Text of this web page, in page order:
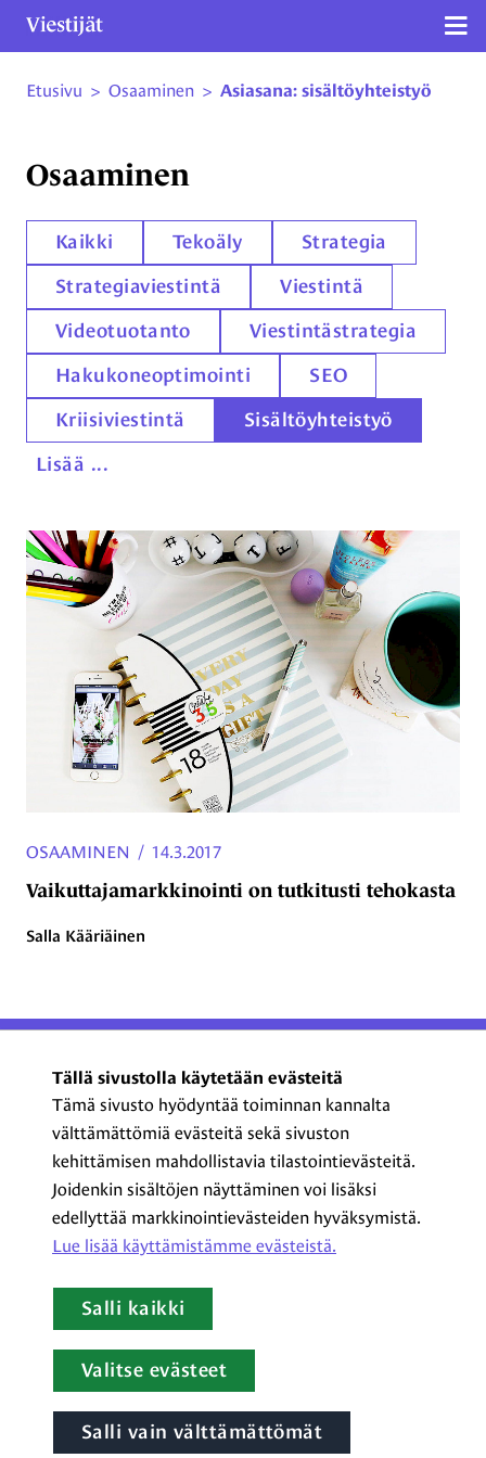
Tällä sivustolla käytetään evästeitä
Tämä sivusto hyödyntää toiminnan kannalta
välttämättömiä evästeitä sekä sivuston
kehittämisen mahdollistavia tilastointievästeitä.
Joidenkin sisältöjen näyttäminen voi lisäksi
edellyttää markkinointievästeiden hyväksymistä.
Lue lisää käyttämistämme evästeistä.​​​​​​
Salli kaikki
Salli vain välttämättömät
Valitse evästeet
Etusivu > Osaaminen > Asiasana: sisältöyhteistyö
Osaaminen
Kaikki Tekoäly Strategia
Strategiaviestintä Viestintä
Videotuotanto Viestintästrategia
Hakukoneoptimointi SEO
Kriisiviestintä Sisältöyhteistyö
Lisää ...
Vaikuttajamarkkinointi on tutkitusti tehokasta
OSAAMINEN / 14.3.2017
Salla Kääriäinen
ProCom – Viestinnän
ammattilaiset ry
Kasarmikatu 23 A 5, 2. krs
00130 Helsinki
+358 44 720 3022
procom@procom.fi
procom.fi
LinkedInFacebookInstagram
Tietoa evästeistä|Tietosuojaseloste